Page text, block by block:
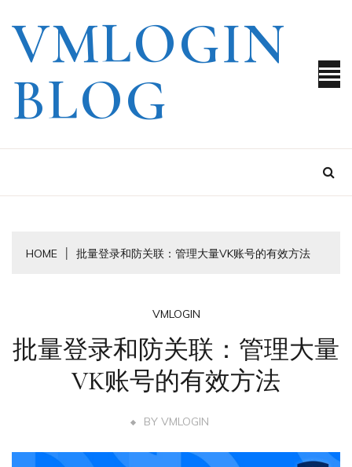
content
VMLOGIN
BLOG
HOME 批量登录和防关联：管理大量VK账号的有效方法
VMLOGIN
批量登录和防关联：管理大量
VK账号的有效方法
BY VMLOGIN